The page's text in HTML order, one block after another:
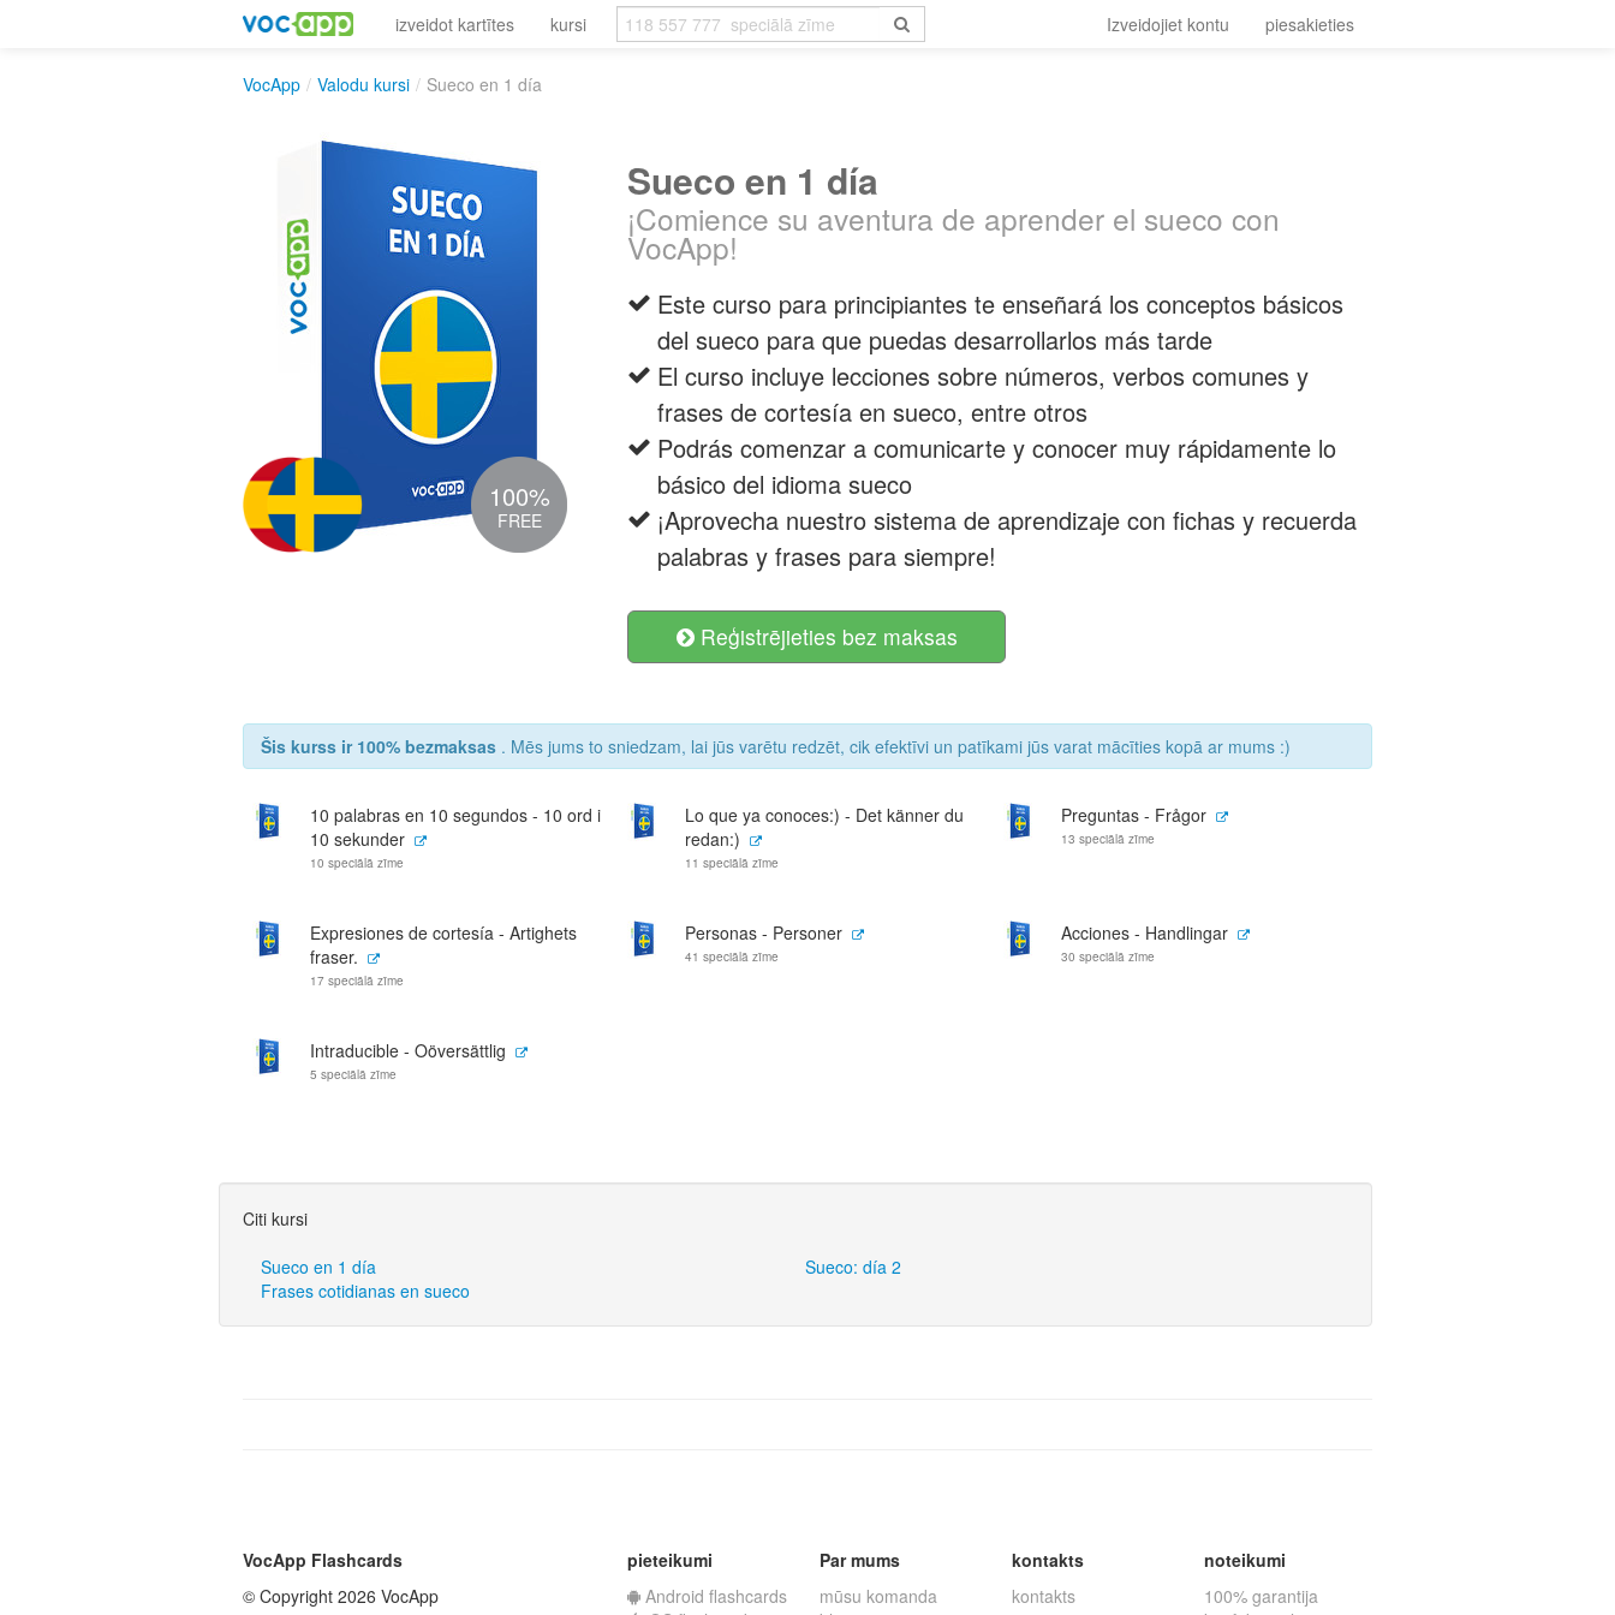
izveidot kartītes kursi Izveidojiet kontu piesakieties
VocApp / Valodu kursi / Sueco en 1 día
100%
FREE
Sueco en 1 día
¡Comience su aventura de aprender el sueco con
VocApp!
Este curso para principiantes te enseñará los conceptos básicos
del sueco para que puedas desarrollarlos más tarde
El curso incluye lecciones sobre números, verbos comunes y
frases de cortesía en sueco, entre otros
Podrás comenzar a comunicarte y conocer muy rápidamente lo
básico del idioma sueco
¡Aprovecha nuestro sistema de aprendizaje con fichas y recuerda
palabras y frases para siempre!
Reģistrējieties bez maksas
Šis kurss ir 100% bezmaksas . Mēs jums to sniedzam, lai jūs varētu redzēt, cik efektīvi un patīkami jūs varat mācīties kopā ar mums :)
10 palabras en 10 segundos - 10 ord i
10 sekunder
10 speciālā zīme
Lo que ya conoces:) - Det känner du
redan:)
11 speciālā zīme
Preguntas - Frågor
13 speciālā zīme
Expresiones de cortesía - Artighets
fraser.
17 speciālā zīme
Personas - Personer
41 speciālā zīme
Acciones - Handlingar
30 speciālā zīme
Intraducible - Oöversättlig
5 speciālā zīme
Citi kursi
Sueco en 1 día
Sueco: día 2
Frases cotidianas en sueco
VocApp Flashcards
© Copyright 2026 VocApp
pieteikumi
Android flashcards
Par mums
mūsu komanda
kontakts
kontakts
noteikumi
100% garantija